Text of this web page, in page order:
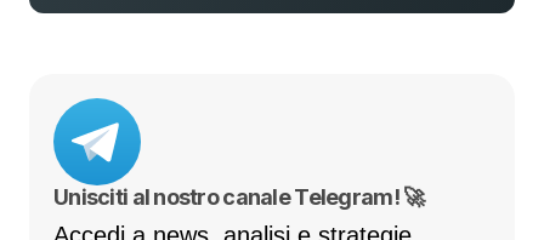
Unisciti al nostro canale Telegram! 🚀